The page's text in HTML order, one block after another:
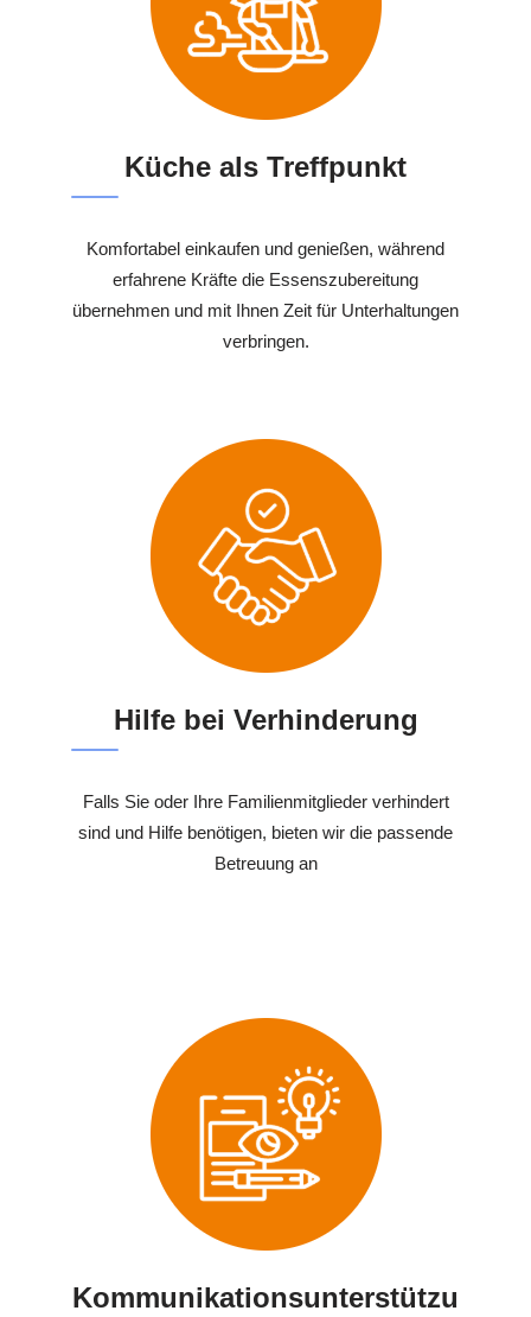
Küche als Treffpunkt
Komfortabel einkaufen und genießen, während
erfahrene Kräfte die Essenszubereitung
übernehmen und mit Ihnen Zeit für Unterhaltungen
verbringen.
Hilfe bei Verhinderung
Falls Sie oder Ihre Familienmitglieder verhindert
sind und Hilfe benötigen, bieten wir die passende
Betreuung an
Kommunikationsunterstützu